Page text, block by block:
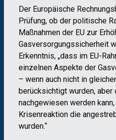
Der Europäische
Prüfung, ob der politische
Maßnahmen der EU zur
Gasversorgungssicherheit
Erkenntnis, „dass im EU-
einzelnen Aspekte der
– wenn auch nicht in
berücksichtigt wurden, aber
nachgewiesen werden
Krisenreaktion die
wurden.“